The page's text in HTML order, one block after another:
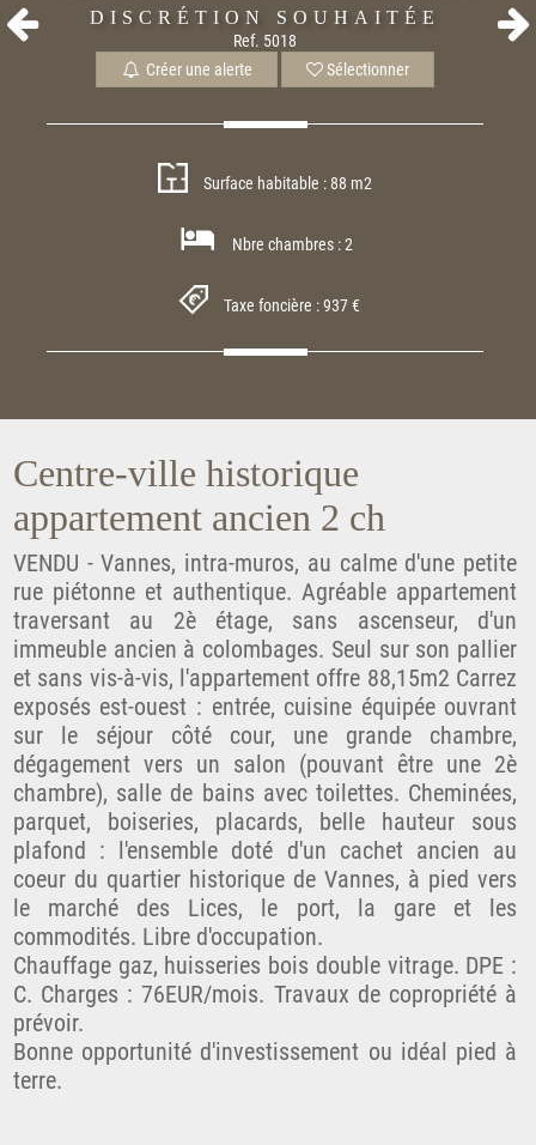
DISCRÉTION SOUHAITÉE
Ref. 5018
Créer une alerte Sélectionner
Surface habitable : 88 m2
Nbre chambres : 2
Taxe foncière : 937 €
Centre-ville historique
appartement ancien 2 ch
VENDU - Vannes, intra-muros, au calme d'une petite
rue piétonne et authentique. Agréable appartement
traversant au 2è étage, sans ascenseur, d'un
immeuble ancien à colombages. Seul sur son pallier
et sans vis-à-vis, l'appartement offre 88,15m2 Carrez
exposés est-ouest : entrée, cuisine équipée ouvrant
sur le séjour côté cour, une grande chambre,
dégagement vers un salon (pouvant être une 2è
chambre), salle de bains avec toilettes. Cheminées,
parquet, boiseries, placards, belle hauteur sous
plafond : l'ensemble doté d'un cachet ancien au
coeur du quartier historique de Vannes, à pied vers
le marché des Lices, le port, la gare et les
commodités. Libre d'occupation.
Chauffage gaz, huisseries bois double vitrage. DPE :
C. Charges : 76EUR/mois. Travaux de copropriété à
prévoir.
Bonne opportunité d'investissement ou idéal pied à
terre.